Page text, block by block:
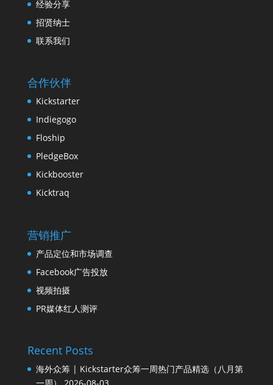
经验分享
招贤纳士
联系我们
合作伙伴
Kickstarter
Indiegogo
Floship
PledgeBox
Kickbooster
Kicktraq
营销推广
产品定位和市场调查
Facebook广告投放
视频拍摄
PR媒体红人测评
Recent Posts
海外众筹 | Kickstarter众筹一周热门产品精选（八月第